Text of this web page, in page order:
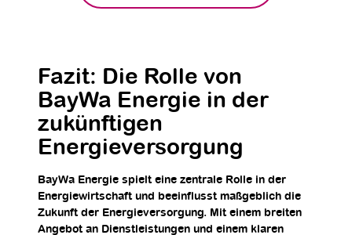
Fazit: Die Rolle von
BayWa Energie in der
zukünftigen
Energieversorgung
BayWa Energie spielt eine zentrale Rolle in der
Energiewirtschaft und beeinflusst maßgeblich die
Zukunft der Energieversorgung. Mit einem breiten
Angebot an Dienstleistungen und einem klaren